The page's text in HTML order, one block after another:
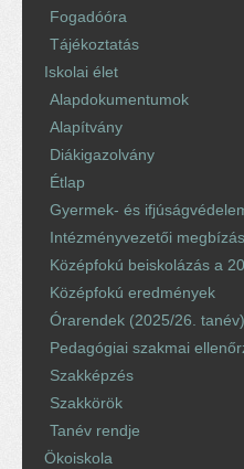
Fogadóóra
Tájékoztatás
Iskolai élet
Alapdokumentumok
Alapítvány
Diákigazolvány
Étlap
Gyermek- és
Intézményvezetői
Középfokú beiskolázás a
Középfokú eredmények
Órarendek (2025/26. tanév)
Pedagógiai szakmai
Szakképzés
Szakkörök
Tanév rendje
Ökoiskola